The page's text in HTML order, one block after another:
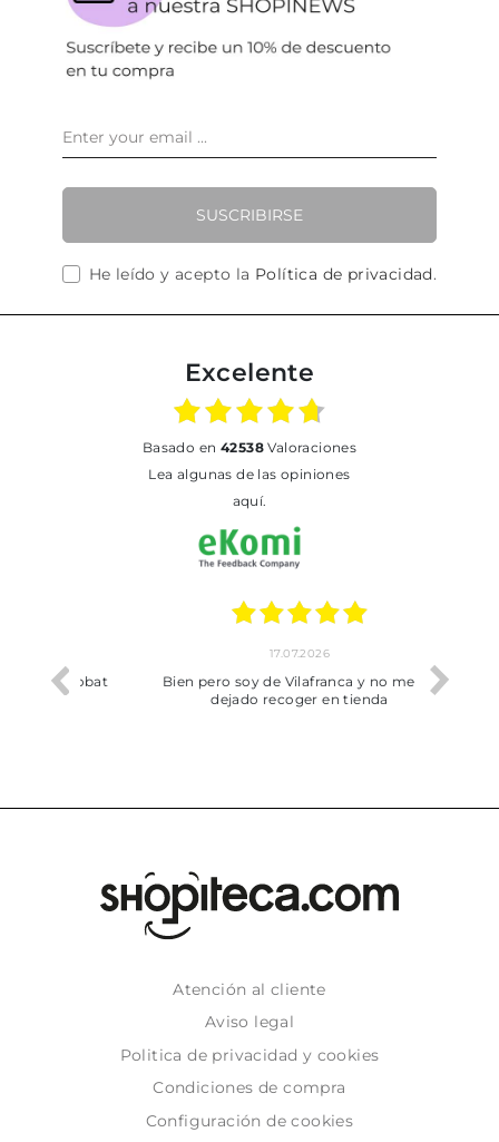
SUSCRIBIRSE
He leído y acepto la Política de privacidad.
Excelente
basado en 42538Valoraciones
Lea algunas de las opiniones
aquí.
trobat
17.07.2026
Bien pero soy de Vilafranca y no me ha
dejado recoger en tienda
Atención al cliente
Aviso legal
Politica de privacidad y cookies
Condiciones de compra
Configuración de cookies